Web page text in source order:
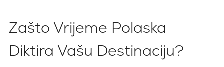
Zašto Vrijeme Polaska
Diktira Vašu Destinaciju?